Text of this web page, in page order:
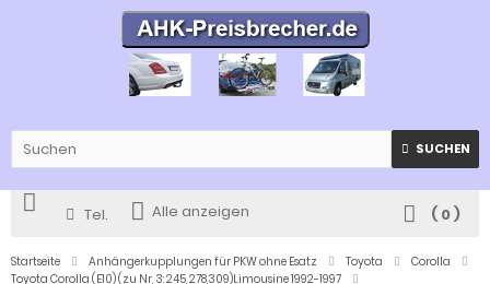
SUCHEN
Tel. Alle anzeigen ( 0)
Startseite Anhängerkupplungen für PKW ohne Esatz Toyota
Corolla
Toyota Corolla (E10) (zu Nr, 3: 245, 278,309)Limousine 1992-1997